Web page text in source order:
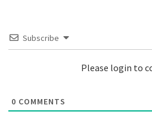
Subscribe
Please login to
0 COMMENTS